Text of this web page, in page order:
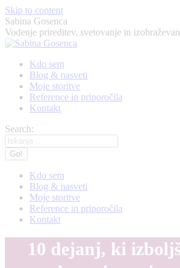
Skip to content
Sabina Gosenca
Vodenje prireditev, svetovanje in
Kdo sem
Blog & nasveti
Moje storitve
Reference in priporočila
Kontakt
Search:
Kdo sem
Blog & nasveti
Moje storitve
Reference in priporočila
Kontakt
10 dejanj, ki